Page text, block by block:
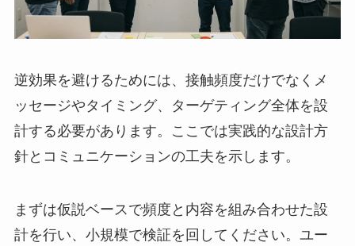
逆効果を避けるためには、接触頻度だけでなくメ
ッセージやタイミング、ターゲティング全体を設
計する必要があります。ここでは実践的な設計方
針とコミュニケーションの工夫を示します。
まずは仮説ベースで頻度と内容を組み合わせた設
計を行い、小規模で検証を回してください。ユー